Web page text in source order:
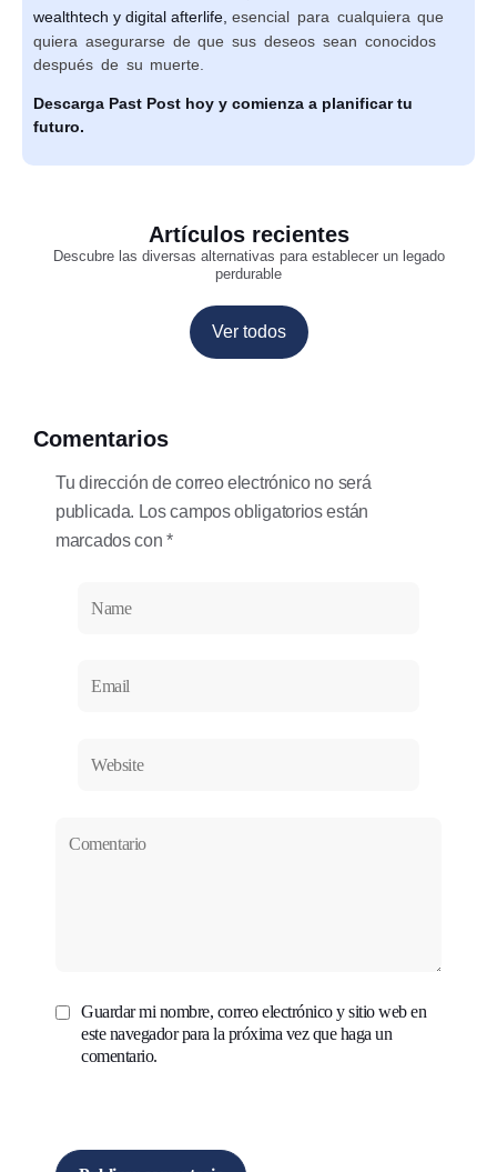
wealthtech y digital afterlife, esencial para cualquiera que
quiera asegurarse de que sus deseos sean conocidos
después de su muerte.
Descarga Past Post hoy y comienza a planificar tu
futuro.
Artículos recientes
Descubre las diversas alternativas para establecer un legado
perdurable
Ver todos
Comentarios
Tu dirección de correo electrónico no será
publicada. Los campos obligatorios están
marcados con *
Guardar mi nombre, correo electrónico y sitio web en
este navegador para la próxima vez que haga un
comentario.